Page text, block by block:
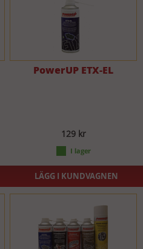
PowerUP ETX-EL
129 kr
LÄGG I KUNDVAGNEN